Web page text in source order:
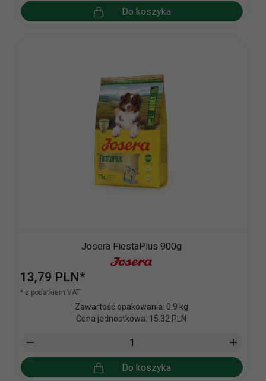
Do koszyka
Josera FiestaPlus 900g
13,79 PLN*
* z podatkiem VAT
Zawartość opakowania: 0.9 kg
Cena jednostkowa: 15.32 PLN
Do koszyka